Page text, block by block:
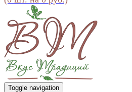
Toggle navigation